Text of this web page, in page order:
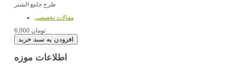
طرح جامع الشتر
مقالات تخصصي
6,000 تومان
اطلاعات موزه